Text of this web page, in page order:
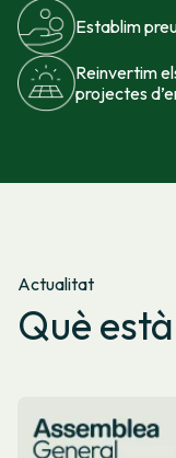
Establim
Reinvertim
projectes
Actualitat
Què